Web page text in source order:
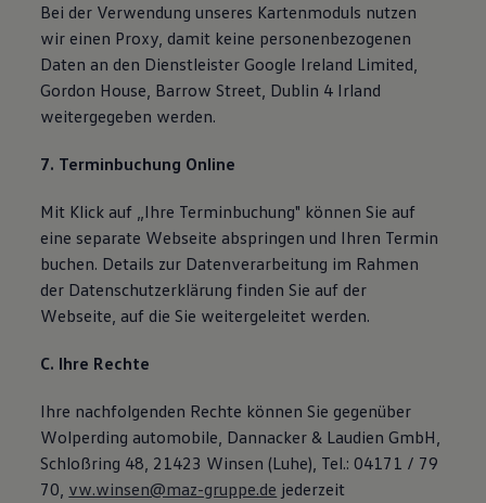
Bei der Verwendung unseres Kartenmoduls nutzen
wir einen Proxy, damit keine personenbezogenen
Daten an den Dienstleister Google Ireland Limited,
Gordon House, Barrow Street, Dublin 4 Irland
weitergegeben werden.
7. Terminbuchung Online
Mit Klick auf „Ihre Terminbuchung" können Sie auf
eine separate Webseite abspringen und Ihren Termin
buchen. Details zur Datenverarbeitung im Rahmen
der Datenschutzerklärung finden Sie auf der
Webseite, auf die Sie weitergeleitet werden.
C. Ihre Rechte
Ihre nachfolgenden Rechte können Sie gegenüber
Wolperding automobile, Dannacker & Laudien GmbH,
Schloßring 48, 21423 Winsen (Luhe), Tel.: 04171 / 79
70, vw.winsen@maz-gruppe.de jederzeit